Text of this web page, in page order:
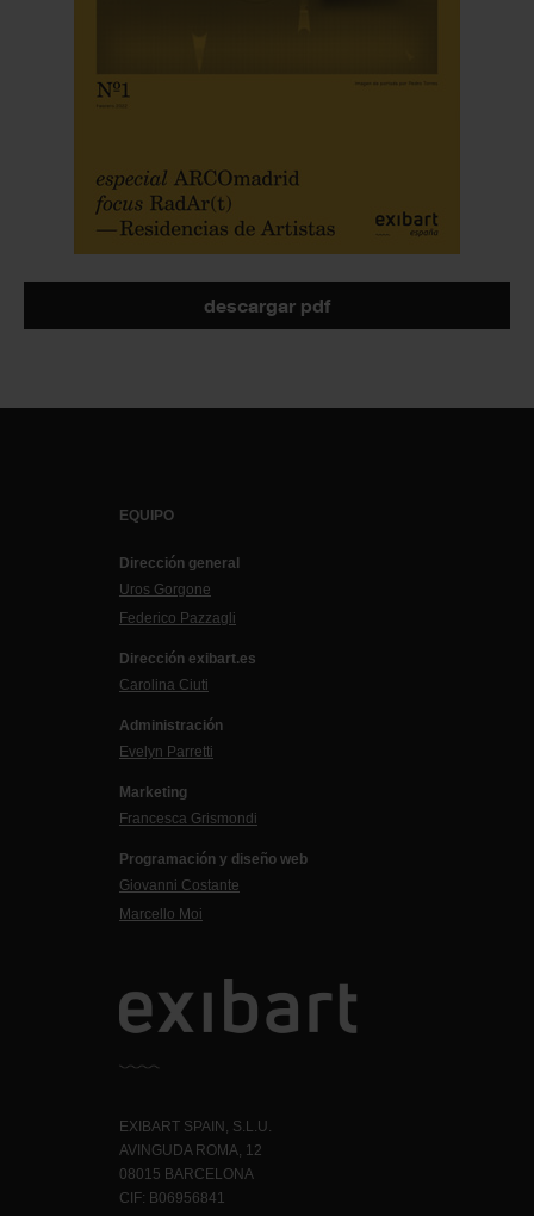
descargar pdf
EQUIPO
Dirección general
Uros Gorgone
Federico Pazzagli
Dirección exibart.es
Carolina Ciuti
Administración
Evelyn Parretti
Marketing
Francesca Grismondi
Programación y diseño web
Giovanni Costante
Marcello Moi
EXIBART SPAIN, S.L.U.
AVINGUDA ROMA, 12
08015 BARCELONA
CIF: B06956841